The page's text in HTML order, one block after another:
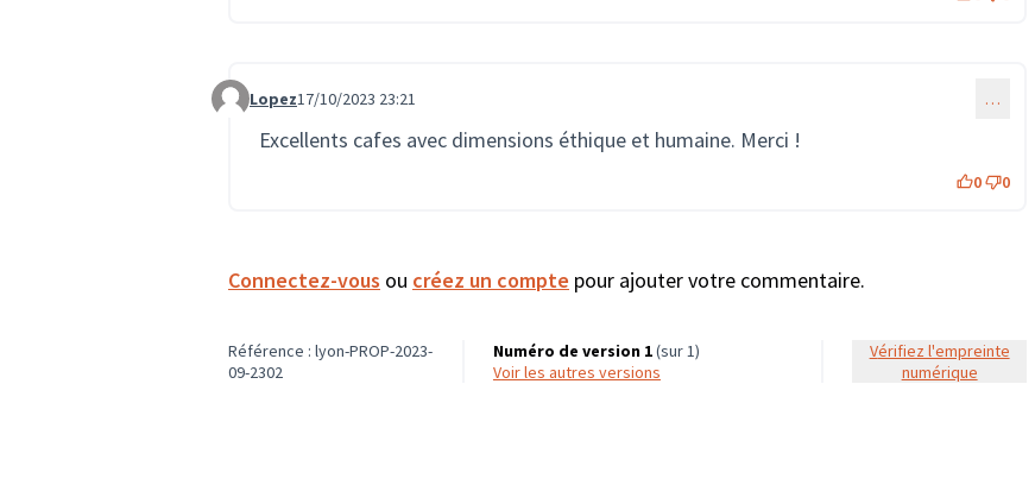
Commentaire 1870
Lopez17/10/2023 23:21 …
Excellents cafes avec dimensions éthique et humaine. Merci !
0 0
Connectez-vous ou créez un compte pour ajouter votre commentaire.
Référence : lyon-PROP-2023-
09-2302
Numéro de version 1(sur 1)
voir les autres versions
Vérifiez l'empreinte
numérique